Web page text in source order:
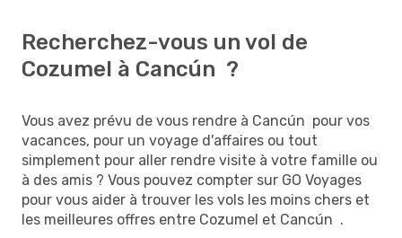
Recherchez-vous un vol de
Cozumel à Cancún ?
Vous avez prévu de vous rendre à Cancún pour vos
vacances, pour un voyage d'affaires ou tout
simplement pour aller rendre visite à votre famille ou
à des amis ? Vous pouvez compter sur GO Voyages
pour vous aider à trouver les vols les moins chers et
les meilleures offres entre Cozumel et Cancún .